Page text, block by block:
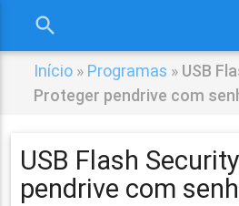
search
Início » Programas » USB
Proteger pendrive com
USB Flash
pendrive com